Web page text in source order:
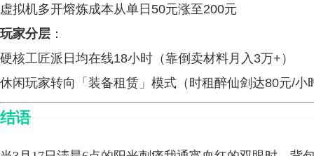
虚拟机多开熔炼成本从单日50元涨至200元
玩家分层 ：
硬核工匠派日均在线18小时（靠倒卖材料月入3万+）
休闲玩家转向「装备租赁」模式（时租醉仙剑达80元/小
结语